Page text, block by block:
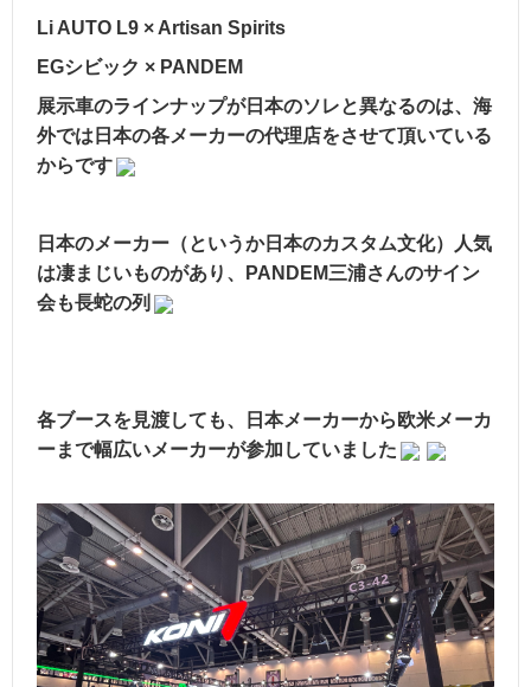
Li AUTO L9 × Artisan Spirits
EGシビック × PANDEM
展示車のラインナップが日本のソレと異なるのは、海
外では日本の各メーカーの代理店をさせて頂いている
からです
日本のメーカー（というか日本のカスタム文化）人気
は凄まじいものがあり、PANDEM三浦さんのサイン
会も長蛇の列
各ブースを見渡しても、日本メーカーから欧米メーカ
ーまで幅広いメーカーが参加していました